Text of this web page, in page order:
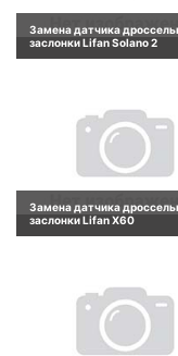
Замена датчика
заслонки Lifan Solano 2
Замена датчика
заслонки Lifan X60